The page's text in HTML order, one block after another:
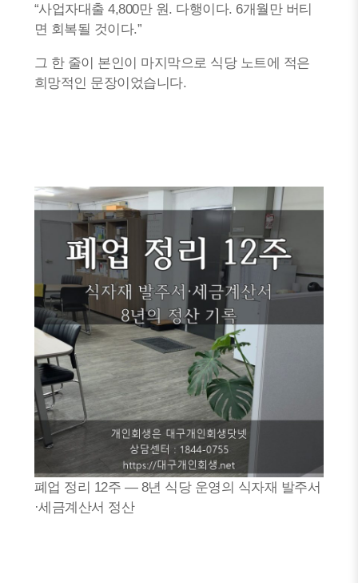
“사업자대출 4,800만 원. 다행이다. 6개월만 버티
면 회복될 것이다.”
그 한 줄이 본인이 마지막으로 식당 노트에 적은
희망적인 문장이었습니다.
폐업 정리 12주 — 8년 식당 운영의 식자재 발주서
·세금계산서 정산